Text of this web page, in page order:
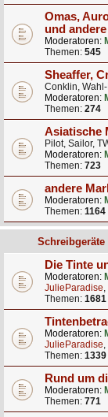
Omas,
und
Moderatoren:
Themen: 545
Sheaffer,
Conklin,
Moderatoren:
Themen: 274
Asiatische
Pilot, Sailor,
Moderatoren:
Themen: 723
andere
Moderatoren:
Themen: 1164
Die Tinte
Moderatoren:
JulieParadise,
Themen: 1681
Moderatoren:
JulieParadise,
Themen: 1339
Rund um
Moderatoren:
Themen: 771